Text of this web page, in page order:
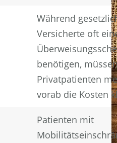
Während
Versicherte oft
benötigen,
Privatpatienten
vorab die Kosten
Patienten mit